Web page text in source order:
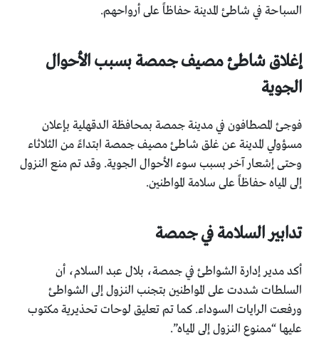
السباحة في شاطئ المدينة حفاظاً على أرواحهم.
إغلاق شاطئ مصيف جمصة بسبب الأحوال
الجوية
فوجئ المصطافون في مدينة جمصة بمحافظة الدقهلية بإعلان
مسؤولي المدينة عن غلق شاطئ مصيف جمصة ابتداءً من الثلاثاء
وحتى إشعار آخر بسبب سوء الأحوال الجوية. وقد تم منع النزول
إلى المياه حفاظاً على سلامة المواطنين.
تدابير السلامة في جمصة
أكد مدير إدارة الشواطئ في جمصة، بلال عبد السلام، أن
السلطات شددت على المواطنين بتجنب النزول إلى الشواطئ
ورفعت الرايات السوداء. كما تم تعليق لوحات تحذيرية مكتوب
عليها “ممنوع النزول إلى المياه”.